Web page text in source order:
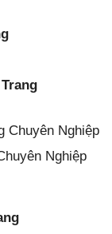
Nghiệp